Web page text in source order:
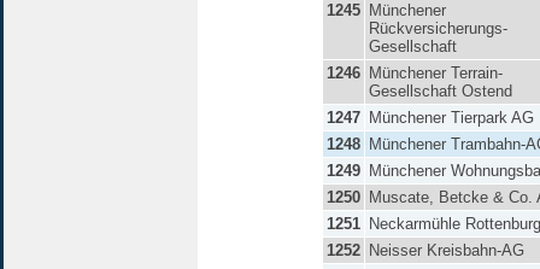
1245 Münchener
Rückversicherungs-
Gesellschaft
1246 Münchener Terrain-
Gesellschaft Ostend
1247 Münchener Tierpark AG
1248 Münchener Trambahn-
1249 Münchener
1250 Muscate, Betcke & Co.
1251 Neckarmühle
1252 Neisser Kreisbahn-AG